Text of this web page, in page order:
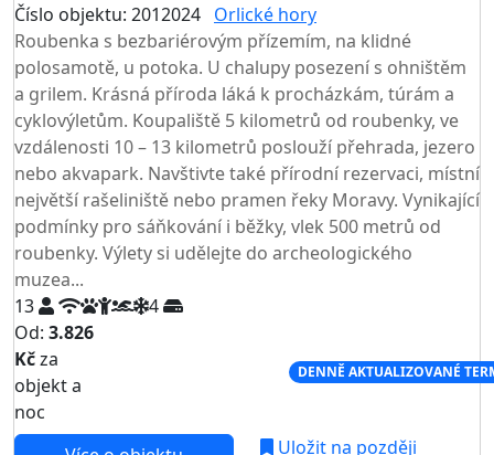
Číslo objektu: 2012024 Orlické hory
Roubenka s bezbariérovým přízemím, na klidné
polosamotě, u potoka. U chalupy posezení s ohništěm
a grilem. Krásná příroda láká k procházkám, túrám a
cyklovýletům. Koupaliště 5 kilometrů od roubenky, ve
vzdálenosti 10 – 13 kilometrů poslouží přehrada, jezero
nebo akvapark. Navštivte také přírodní rezervaci, místní
největší rašeliniště nebo pramen řeky Moravy. Vynikající
podmínky pro sáňkování i běžky, vlek 500 metrů od
roubenky. Výlety si udělejte do archeologického
muzea...
13
4
Od: 3.826
Kčza
objekt a
noc
DENNĚ AKTUALIZOVANÉ
Uložit na později